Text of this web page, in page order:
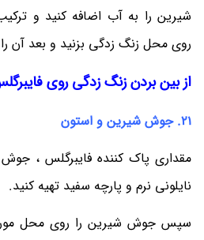
شیرین را به آب اضافه کنید و
روی محل زنگ زدگی بزنید و بعد آن
از بین بردن زنگ زدگی روی
21. جوش شیرین و استون
مقداری پاک کننده فایبرگلس ،
نایلونی نرم و پارچه سفید تهیه کنید.
سپس جوش شیرین را روی محل